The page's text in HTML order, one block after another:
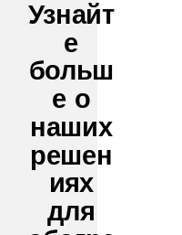
Узнайт
е
больш
е о
наших
решен
иях
для